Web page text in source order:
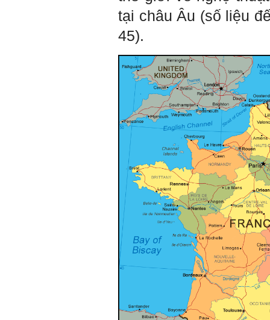
tại châu Âu (số liệu
45).